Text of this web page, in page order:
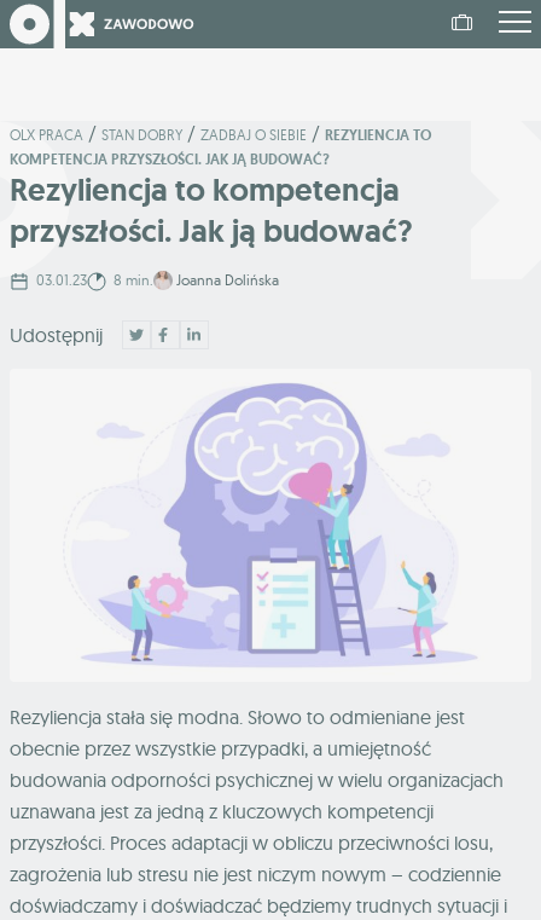
OLX PRACA / STAN DOBRY / ZADBAJ O SIEBIE / REZYLIENCJA TO
KOMPETENCJA PRZYSZŁOŚCI. JAK JĄ BUDOWAĆ?
Rezyliencja to kompetencja
przyszłości. Jak ją budować?
03.01.23 8 min. Joanna Dolińska
Udostępnij
Rezyliencja stała się modna. Słowo to odmieniane jest
obecnie przez wszystkie przypadki, a umiejętność
budowania odporności psychicznej w wielu organizacjach
uznawana jest za jedną z kluczowych kompetencji
przyszłości. Proces adaptacji w obliczu przeciwności losu,
zagrożenia lub stresu nie jest niczym nowym – codziennie
doświadczamy i doświadczać będziemy trudnych sytuacji i